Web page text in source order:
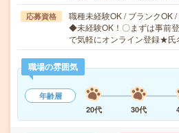
応募資格
職種未経験OK / ブランクOK
◆未経験OK！〇まずは事前
で気軽にオンライン登録★
職場の雰囲気
年齢層
20代
30代